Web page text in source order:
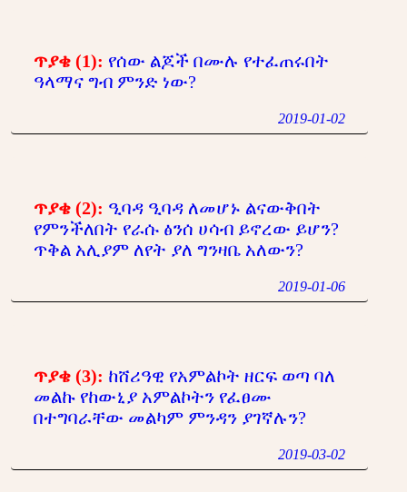
ጥያቄ (1): የሰው ልጆች በሙሉ የተፈጠሩበት
ዓላማና ግብ ምንድ ነው?
2019-01-02
ጥያቄ (2): ዒባዳ ዒባዳ ለመሆኑ ልናውቅበት
የምንችለበት የራሱ ፅንሰ ሀሳብ ይኖረው ይሆን?
ጥቅል አሊያም ለየት ያለ ግንዛቤ አለውን?
2019-01-06
ጥያቄ (3): ከሸሪዓዊ የአምልኮት ዘርፍ ወጣ ባለ
መልኩ የከውኒያ አምልኮትን የፈፀሙ
በተግባራቸው መልካም ምንዳን ያገኛሉን?
2019-03-02